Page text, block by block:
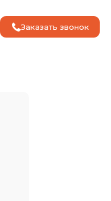
Заказать звонок